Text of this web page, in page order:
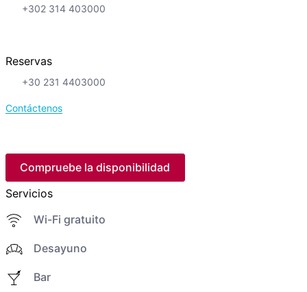
+302 314 403000
Reservas
+30 231 4403000
Contáctenos
Compruebe la disponibilidad
Servicios
Wi-Fi gratuito
Desayuno
Bar